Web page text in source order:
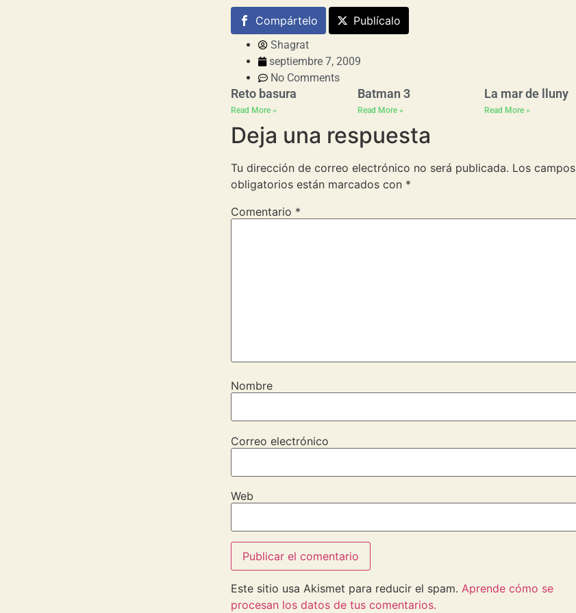
Compártelo Publícalo
Shagrat
septiembre 7, 2009
No Comments
Reto basura
Read More »
Batman 3
Read More »
La mar de lluny
Read More »
Deja una respuesta
Tu dirección de correo electrónico no será publicada. Los campos
obligatorios están marcados con *
Comentario *
Nombre
Correo electrónico
Web
Este sitio usa Akismet para reducir el spam. Aprende cómo se
procesan los datos de tus comentarios.